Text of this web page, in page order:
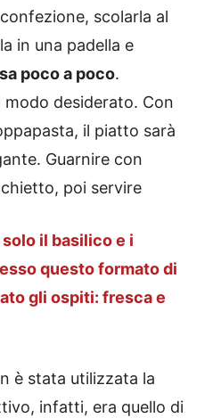
scolarla al
in una padella e
poco a poco.
desiderato. Con
il piatto sarà
Guarnire con
poi servire
il basilico e i
questo formato di
gli ospiti: fresca e
è stata utilizzata la
infatti, era quello di